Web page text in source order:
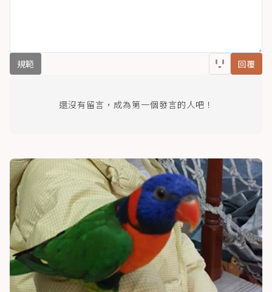
規範 回覆
還沒有留言，成為第一個發言的人吧！